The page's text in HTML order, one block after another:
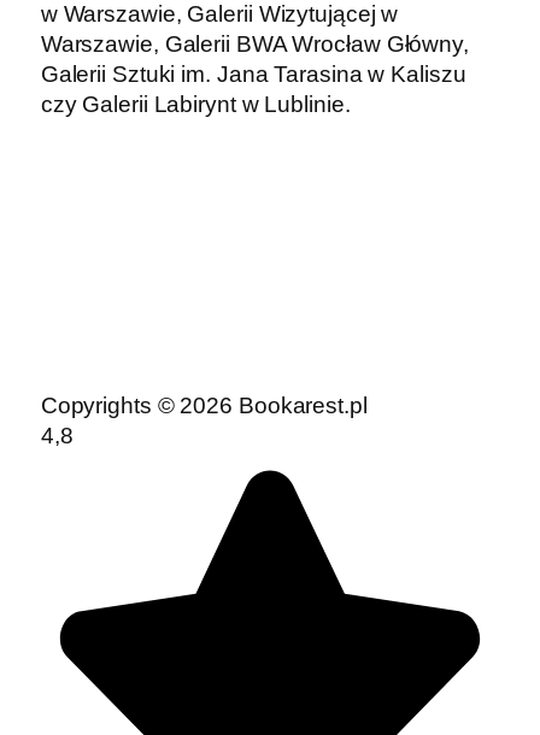
w Warszawie, Galerii Wizytującej w
Warszawie, Galerii BWA Wrocław Główny,
Galerii Sztuki im. Jana Tarasina w Kaliszu
czy Galerii Labirynt w Lublinie.
Copyrights © 2026 Bookarest.pl
4,8